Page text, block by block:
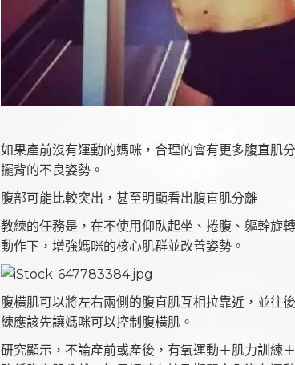
如果產前沒有運動的媽咪，合理的會有更多腹直肌
擺背的不良姿勢。
腹部可能比較突出，甚至明顯看出腹直肌分離
教練的任務是，在不使用仰臥起坐、捲腹、軀幹旋
動作下，增強媽咪的核心肌群並改善姿勢。
腹橫肌可以將左右兩側的腹直肌互相拉靠近，並往
練應該先讓媽咪可以控制腹橫肌。
研究顯示，不論產前或產後，有氧運動＋肌力訓練